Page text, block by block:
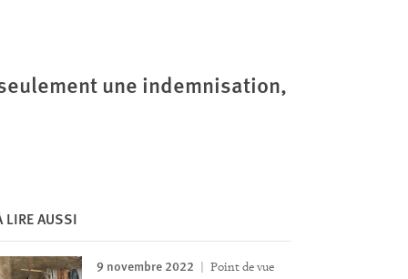
une indemnisation,
LIRE AUSSI
9 novembre 2022 Point de vue